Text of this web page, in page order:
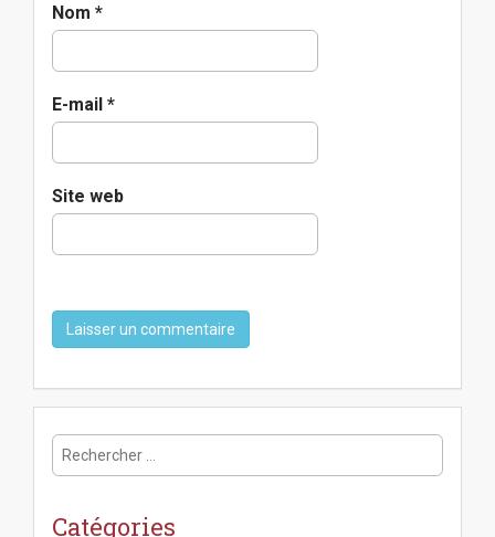
Nom *
E-mail *
Site web
R
e
Catégories